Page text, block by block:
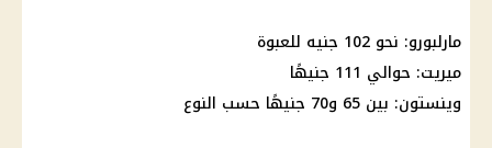
مارلبورو: نحو 102 جنيه للعبوة
ميريت: حوالي 111 جنيهًا
وينستون: بين 65 و70 جنيهًا حسب النوع